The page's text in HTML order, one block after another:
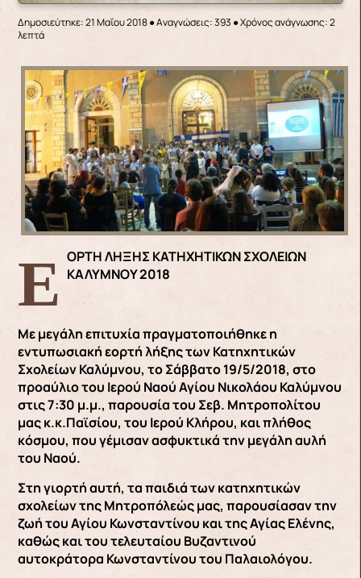
Δημοσιεύτηκε: 21 Μαΐου 2018●Αναγνώσεις: 393 ● Χρόνος ανάγνωσης: 2
λεπτά
ΕΟΡΤΗ ΛΗΞΗΣ ΚΑΤΗΧΗΤΙΚΩΝ ΣΧΟΛΕΙΩΝ ΚΑΛΥΜΝΟΥ 2018
Με μεγάλη επιτυχία πραγματοποιήθηκε η
εντυπωσιακή εορτή λήξης των Κατηχητικών
Σχολείων Καλύμνου, το Σάββατο 19/5/2018, στο
προαύλιο του Ιερού Ναού Αγίου Νικολάου Καλύμνου
στις 7:30 μ.μ., παρουσία του Σεβ. Μητροπολίτου
μας κ.κ.Παϊσίου, του Ιερού Κλήρου, και πλήθος
κόσμου, που γέμισαν ασφυκτικά την μεγάλη αυλή
του Ναού.
Στη γιορτή αυτή, τα παιδιά των κατηχητικών
σχολείων της Μητροπόλεώς μας, παρουσίασαν την
ζωή του Αγίου Κωνσταντίνου και της Αγίας Ελένης,
καθώς και του τελευταίου Βυζαντινού
αυτοκράτορα Κωνσταντίνου του Παλαιολόγου.